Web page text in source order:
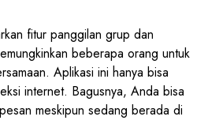
fitur panggilan grup dan
beberapa orang untuk
Aplikasi ini hanya bisa
internet. Bagusnya, Anda bisa
meskipun sedang berada di